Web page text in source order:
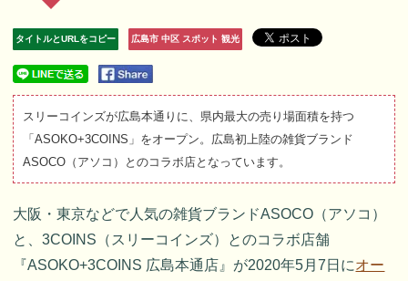
タイトルとURLをコピー 広島市 中区 スポット 観光
スリーコインズが広島本通りに、県内最大の売り場面積を持つ
「ASOKO+3COINS」をオープン。広島初上陸の雑貨ブランド
ASOCO（アソコ）とのコラボ店となっています。
大阪・東京などで人気の雑貨ブランドASOCO（アソコ）
と、3COINS（スリーコインズ）とのコラボ店舗
『ASOKO+3COINS 広島本通店』が2020年5月7日にオー